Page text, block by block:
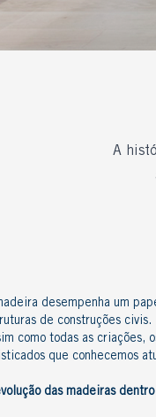
A
desempenha um
de construções civis.
como todas as criações,
que conhecemos
das madeirasdentro